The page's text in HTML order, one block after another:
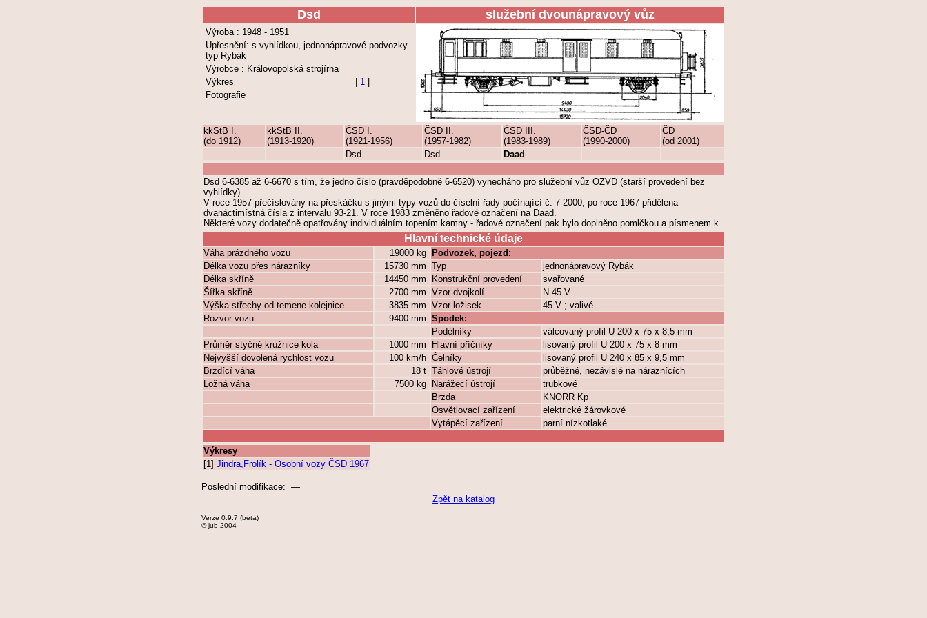
Dsd služební dvounápravový vůz
Výroba : 1948 - 1951
Upřesnění: s vyhlídkou, jednonápravové podvozky
typ Rybák
Výrobce : Královopolská strojírna
Výkres
1
Fotografie
kkStB I.
(do 1912)
kkStB II.
(1913-1920)
ČSD I.
(1921-1956)
ČSD II.
(1957-1982)
ČSD III.
(1983-1989)
ČSD-ČD
(1990-2000)
ČD
(od 2001)
—
— Dsd Dsd Daad — —
Dsd 6-6385 až 6-6670 s tím, že jedno číslo (pravděpodobně 6-6520) vynecháno pro služební vůz OZVD (starší provedení bez
vyhlídky).
V roce 1957 přečíslovány na přeskáčku s jinými typy vozů do číselní řady počínající č. 7-2000, po roce 1967 přidělena
dvanáctimístná čísla z intervalu 93-21. V roce 1983 změněno řadové označení na Daad.
Některé vozy dodatečně opatřovány individuálním topením kamny - řadové označení pak bylo doplněno pomlčkou a písmenem k.
Hlavní technické údaje
Váha prázdného vozu 19000 kg
Podvozek, pojezd:
Délka vozu přes nárazníky
15730 mm Typ
jednonápravový Rybák
Délka skříně
14450 mm Konstrukční provedení
svařované
Šířka skříně
2700 mm Vzor dvojkolí
N 45 V
Výška střechy od temene kolejnice
3835 mm Vzor ložisek
45 V ; valivé
Rozvor vozu
9400 mm Spodek:
Podélníky
válcovaný profil U 200 x 75 x 8,5 mm
Průměr styčné kružnice kola
1000 mm Hlavní příčníky
lisovaný profil U 200 x 75 x 8 mm
Nejvyšší dovolená rychlost vozu
100 km/h Čelníky
lisovaný profil U 240 x 85 x 9,5 mm
Brzdící váha
18 t Táhlové ústrojí
průběžné, nezávislé na náraznících
Ložná váha
7500 kg Narážecí ústrojí
trubkové
Brzda
KNORR Kp
Osvětlovací zařízení
elektrické žárovkové
Vytápěcí zařízení
parní nízkotlaké
Výkresy
[1] Jindra,Frolík - Osobní vozy ČSD 1967
Poslední modifikace: —
Zpět na katalog
Verze 0.9.7 (beta)
© jub 2004